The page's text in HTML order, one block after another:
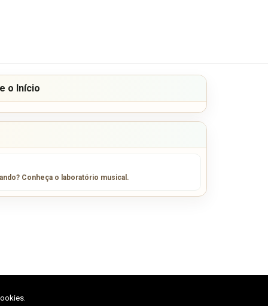
o Início
Conheça o laboratório musical.